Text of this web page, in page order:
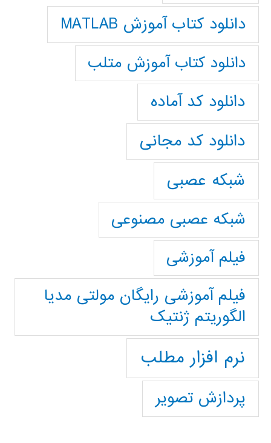
دانلود کتاب آموزش MATLAB
دانلود کتاب آموزش متلب
دانلود کد آماده
دانلود کد مجانی
شبکه عصبی
شبکه عصبی مصنوعی
فیلم آموزشی
فیلم آموزشی رایگان مولتی مدیا
الگوریتم ژنتیک
نرم افزار مطلب
پردازش تصویر